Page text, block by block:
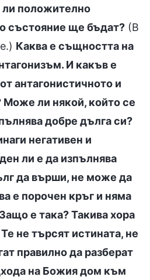
положително
състояние ще бъдат? (В
Каква е същността на
И какъв е
антагонистичното и
Може ли някой, който се
добре дълга си?
негативен и
ли е да изпълнява
да върши, не може да
е порочен кръг и няма
е така? Такива хора
не търсят истината, не
правилно да разберат
на Божия дом към